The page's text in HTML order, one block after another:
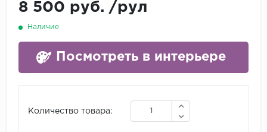
8 500 руб. /рул
Наличие
Посмотреть в интерьере
Количество товара: